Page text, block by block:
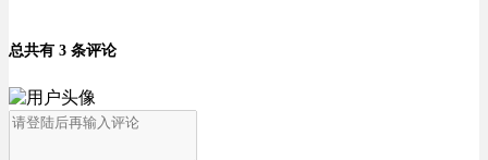
总共有 3 条评论